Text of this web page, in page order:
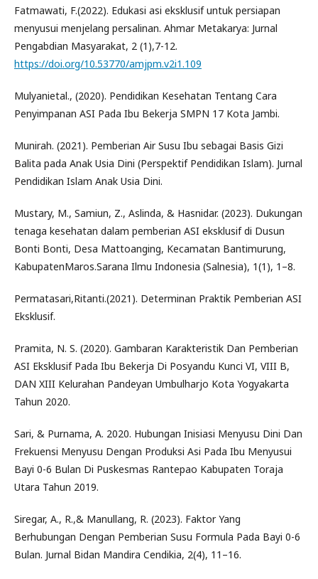
Fatmawati, F.(2022). Edukasi asi eksklusif untuk persiapan
menyusui menjelang persalinan. Ahmar Metakarya: Jurnal
Pengabdian Masyarakat, 2 (1),7-12.
https://doi.org/10.53770/amjpm.v2i1.109
Mulyanietal., (2020). Pendidikan Kesehatan Tentang Cara
Penyimpanan ASI Pada Ibu Bekerja SMPN 17 Kota Jambi.
Munirah. (2021). Pemberian Air Susu Ibu sebagai Basis Gizi
Balita pada Anak Usia Dini (Perspektif Pendidikan Islam). Jurnal
Pendidikan Islam Anak Usia Dini.
Mustary, M., Samiun, Z., Aslinda, & Hasnidar. (2023). Dukungan
tenaga kesehatan dalam pemberian ASI eksklusif di Dusun
Bonti Bonti, Desa Mattoanging, Kecamatan Bantimurung,
KabupatenMaros.Sarana Ilmu Indonesia (Salnesia), 1(1), 1–8.
Permatasari,Ritanti.(2021). Determinan Praktik Pemberian ASI
Eksklusif.
Pramita, N. S. (2020). Gambaran Karakteristik Dan Pemberian
ASI Eksklusif Pada Ibu Bekerja Di Posyandu Kunci VI, VIII B,
DAN XIII Kelurahan Pandeyan Umbulharjo Kota Yogyakarta
Tahun 2020.
Sari, & Purnama, A. 2020. Hubungan Inisiasi Menyusu Dini Dan
Frekuensi Menyusu Dengan Produksi Asi Pada Ibu Menyusui
Bayi 0-6 Bulan Di Puskesmas Rantepao Kabupaten Toraja
Utara Tahun 2019.
Siregar, A., R.,& Manullang, R. (2023). Faktor Yang
Berhubungan Dengan Pemberian Susu Formula Pada Bayi 0-6
Bulan. Jurnal Bidan Mandira Cendikia, 2(4), 11–16.